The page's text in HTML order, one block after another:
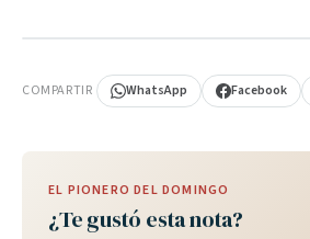
COMPARTIR WhatsApp Facebook
EL PIONERO DEL DOMINGO
¿Te gustó esta nota?